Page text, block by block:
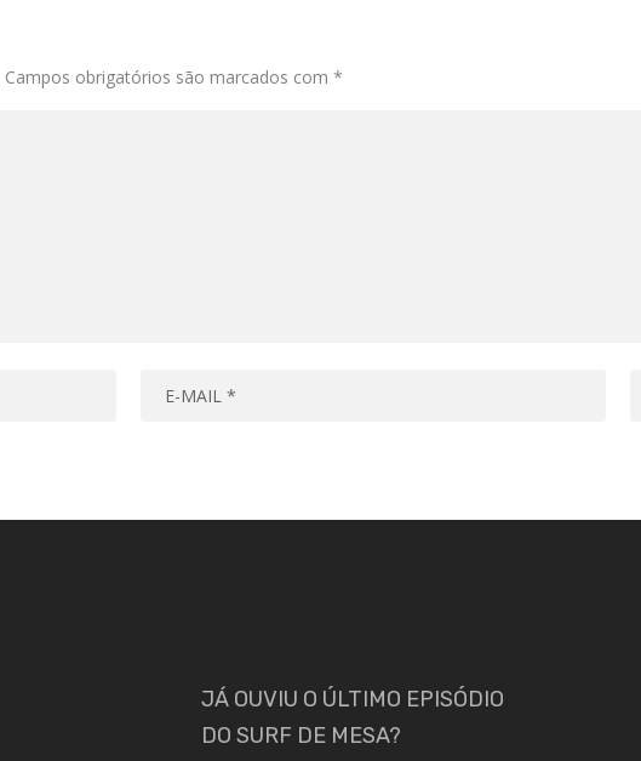
Campos obrigatórios são marcados com*
JÁ OUVIU O ÚLTIMO EPISÓDIO
DO SURF DE MESA?